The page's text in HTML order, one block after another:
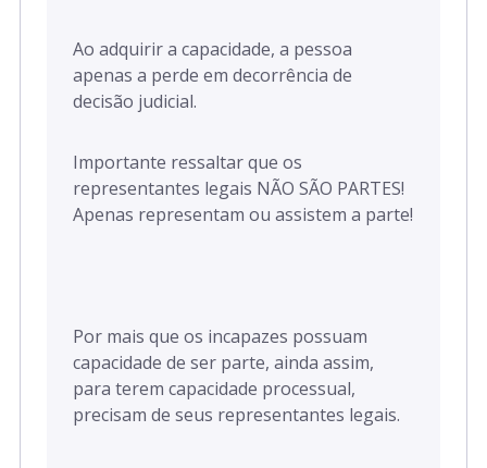
Ao adquirir a capacidade, a pessoa
apenas a perde em decorrência de
decisão judicial.
Importante ressaltar que os
representantes legais NÃO SÃO PARTES!
Apenas representam ou assistem a parte!
Por mais que os incapazes possuam
capacidade de ser parte, ainda assim,
para terem capacidade processual,
precisam de seus representantes legais.